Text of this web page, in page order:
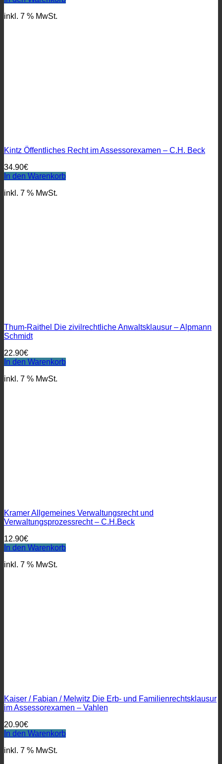
inkl. 7 % MwSt.
Kintz Öffentliches Recht im Assessorexamen – C.H. Beck
34.90€
In den Warenkorb
inkl. 7 % MwSt.
Thum-Raithel Die zivilrechtliche Anwaltsklausur – Alpmann
Schmidt
22.90€
In den Warenkorb
inkl. 7 % MwSt.
Kramer Allgemeines Verwaltungsrecht und
Verwaltungsprozessrecht – C.H.Beck
12.90€
In den Warenkorb
inkl. 7 % MwSt.
Kaiser / Fabian / Melwitz Die Erb- und Familienrechtsklausur
im Assessorexamen – Vahlen
20.90€
In den Warenkorb
inkl. 7 % MwSt.